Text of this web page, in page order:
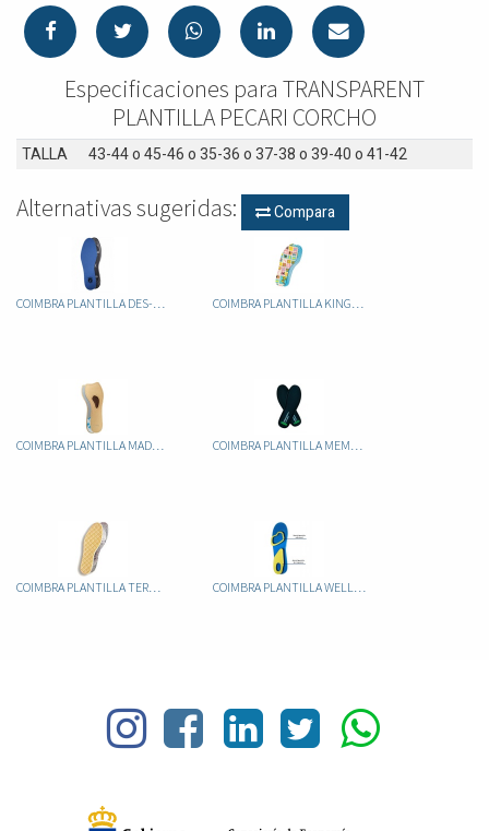
Especificaciones para TRANSPARENT
PLANTILLA PECARI CORCHO
TALLA 43-44o45-46o35-36o37-38o39-40o41-42
Alternativas sugeridas: Compara
COIMBRA PLANTILLA DES-ODOR PLUS CONTROL (RECORTABLE) COIMBRA PLANTILLA KINGU INFANTIL RECORTABLE
COIMBRA PLANTILLA MADAME COIMBRA PLANTILLA MEMORY FOAM
COIMBRA PLANTILLA TERMAL RECORTABLE COIMBRA PLANTILLA WELLINESS GEL